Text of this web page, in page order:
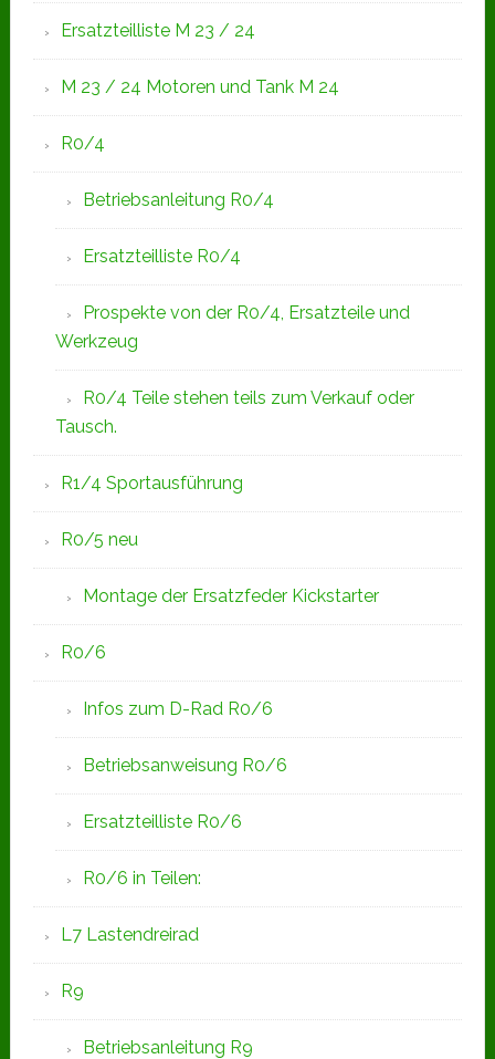
Ersatzteilliste M 23 / 24
M 23 / 24 Motoren und Tank M 24
R0/4
Betriebsanleitung R0/4
Ersatzteilliste R0/4
Prospekte von der R0/4, Ersatzteile und
Werkzeug
R0/4 Teile stehen teils zum Verkauf oder
Tausch.
R1/4 Sportausführung
R0/5 neu
Montage der Ersatzfeder Kickstarter
R0/6
Infos zum D-Rad R0/6
Betriebsanweisung R0/6
Ersatzteilliste R0/6
R0/6 in Teilen:
L7 Lastendreirad
R9
Betriebsanleitung R9